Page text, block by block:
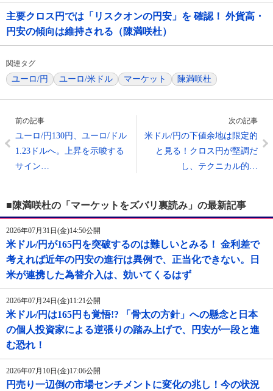
主要クロス円では「リスクオンの円安」を 確認！ 外貨高・
円安の傾向は維持される（陳満咲杜）
関連タグ
ユーロ/円 ユーロ/米ドル マーケット 陳満咲杜
前の記事
ユーロ/円130円、ユーロ/ドル
1.23ドルへ。上昇を示唆する
サイン…
次の記事
米ドル/円の下値余地は限定的
と見る！クロス円が堅調だ
し、テクニカル的…
■陳満咲杜の「マーケットをズバリ裏読み」の最新記事
2026年07月31日(金)14:50公開
米ドル/円が165円を突破するのは難しいとみる！ 金利差で
考えれば近年の円安の進行は異例で、正当化できない。日
米が連携した為替介入は、効いてくるはず
2026年07月24日(金)11:21公開
米ドル/円は165円も覚悟!? 「骨太の方針」への懸念と日本
の個人投資家による逆張りの踏み上げで、円安が一段と進
む恐れ！
2026年07月10日(金)17:06公開
円売り一辺倒の市場センチメントに変化の兆し！今の状況